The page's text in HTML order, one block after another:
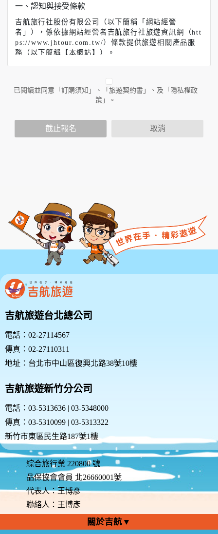
一、認知與接受條款
吉航旅行社股份有限公司（以下簡稱「網站經營
者」），係依據網站經營者吉航旅行社旅遊資訊網（htt
ps://www.jhtour.com.tw/）條款提供旅遊相關產品服
務（以下簡稱【本網站】）。
即表示您已閱讀、了解並同意接受本服務條款之所有內
容。如果您不同意本服務條款的內容，或者您所屬的國
家或地域排除本服務條款內容之全部或部分時，您應立
時，可能會依據該特定功能之性質，而須遵守本服務所
另行公告之服務條款或相關規定。此另行公告之服務條
人閱讀、了解並同意本服務條款之所有內容及其後之修
改變更，方得使用本服務。當您使用本服務時，即推定
您的父母或監護人已閱讀、了解並同意接受本服務條款
之所有內容及其後之修改變更。
二、服務簡介
三、會員規範的修改
本網站有權隨時修改本規範。如果你不同意修改的內
容，請勿繼續使用本服務。如果你繼續使用本網站服
務，則表示您同意並接受本規範之任何修改。
您於任何修改或變更後繼續使用良友旅遊網，視為您已
閱讀、瞭解並同意接受該等修改或變更。
如果您不同意本約定書的內容，或者您所屬的國家或地
域排除本約定書內容之全部或一部時，您應立即停止使
四、服務的停止與更改
本網站有權隨時停止或更改各項會員服務的內容，並無
務所可能致生之困擾、不便、損害，不負任何責任。
五、隱私權保護政策
尊重您個人隱私是本網站的基本政策。因此，除法律或
因相關主管機關要求外，本網站在未獲您授權時，不會
公開您的姓名、地址、電子郵件信箱，以及其他依法受
保護的個人資訊。請詳細閱讀本網站的『責任與規範聲
明』。特此向您說明本網站的隱私權保護政策，以保障
您的權益，請您詳閱下列內容：
(一)隱私權保護政策的適用範圍: 隱私權保護政策內
容，包括本網站如何處理在您使用網站服務時收集到的
個人識別資料。隱私權保護政策不適用於本網站以外的
相關連結網站，也不適用於非本網站所委託或參與管理
已閱讀並同意「訂購須知」、「旅遊契約書」、及「隱私權政
策」。
截止報名 取消
吉航旅遊台北總公司
電話：02-27114567
傳真：02-27110311
地址：台北市中山區復興北路38號10樓
吉航旅遊新竹分公司
電話：03-5313636 | 03-5348000
傳真：03-5310099 | 03-5313322
新竹市東區民生路187號1樓
綜合旅行業 220800 號
品保協會會員 北26660001號
代表人：王博彥
聯絡人：王博彥
關於吉航▼